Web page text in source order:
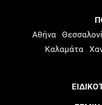
Αθήνα
Καλαμάτα